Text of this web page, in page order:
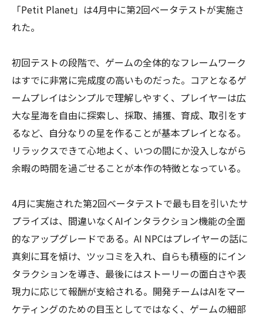
「Petit Planet」は4月中に第2回ベータテストが実施さ
れた。
初回テストの段階で、ゲームの全体的なフレームワーク
はすでに非常に完成度の高いものだった。コアとなるゲ
ームプレイはシンプルで理解しやすく、プレイヤーは広
大な星海を自由に探索し、採取、捕獲、育成、取引をす
るなど、自分なりの星を作ることが基本プレイとなる。
リラックスできて心地よく、いつの間にか没入しながら
余暇の時間を過ごせることが本作の特徴となっている。
4月に実施された第2回ベータテストで最も目を引いたサ
プライズは、間違いなくAIインタラクション機能の全面
的なアップグレードである。AI NPCはプレイヤーの話に
真剣に耳を傾け、ツッコミを入れ、自らも積極的にイン
タラクションを導き、最後にはストーリーの面白さや表
現力に応じて報酬が支給される。開発チームはAIをマー
ケティングのための目玉としてではなく、ゲームの細部